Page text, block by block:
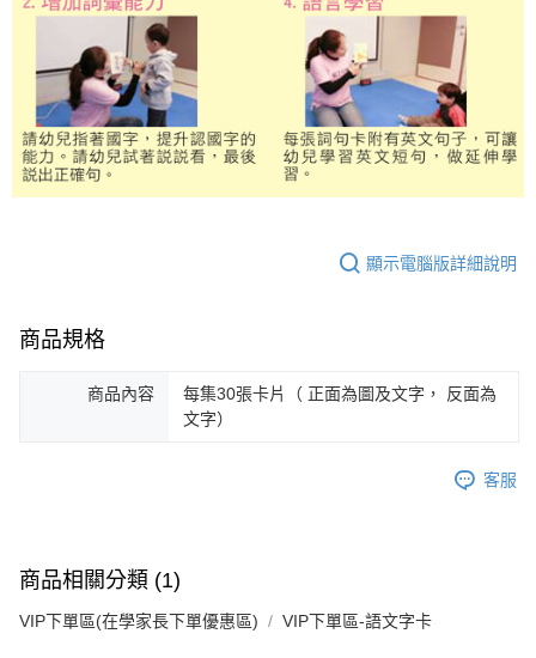
顯示電腦版詳細說明
商品規格
商品內容
每集30張卡片（ 正面為圖及文字， 反面為
文字）
客服
商品相關分類 (1)
VIP下單區(在學家長下單優惠區) VIP下單區-語文字卡